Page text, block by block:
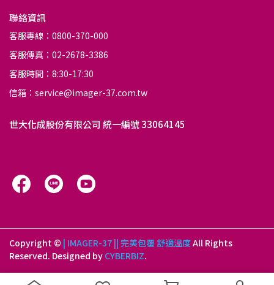
聯絡資訊
客服專線：0800-370-000
客服傳真：02-2678-3386
客服時間：8:30-17:30
信箱：service@imager-37.com.tw
世大化成股份有限公司 統一編號 33064145
Copyright © | IMAGER-37 || 完美包覆 舒適溫度All Rights
Reserved. Designed by CYBERBIZ.